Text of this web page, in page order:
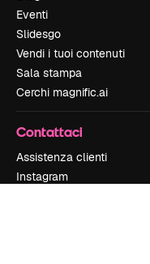
Eventi
Slidesgo
Vendi i tuoi contenuti
Sala stampa
Cerchi magnific.ai
Contattaci
Assistenza clienti
Instagram